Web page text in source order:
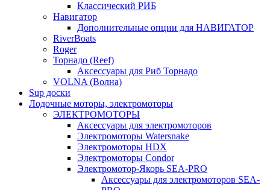
Классический РИБ
Навигатор
Дополнительные опции для НАВИГАТОР
RiverBoats
Roger
Торнадо (Reef)
Аксессуары для Риб Торнадо
VOLNA (Волна)
Sup доски
Лодочные моторы, электромоторы
ЭЛЕКТРОМОТОРЫ
Аксессуары для электромоторов
Электромоторы Watersnake
Электромоторы HDX
Электромоторы Condor
Электромотор-Якорь SEA-PRO
Аксессуары для электромоторов SEA-